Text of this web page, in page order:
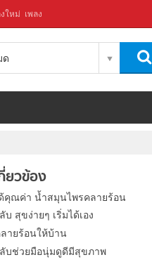
งใหม่ เพลง
ด
ยวข้อง
คุณค่า น้ำสมุนไพรคลายร้อน
บ สุขง่ายๆ เริ่มได้เอง
ายร้อนให้บ้าน
บช่วยมือนุ่มดูดีมีสุขภาพ